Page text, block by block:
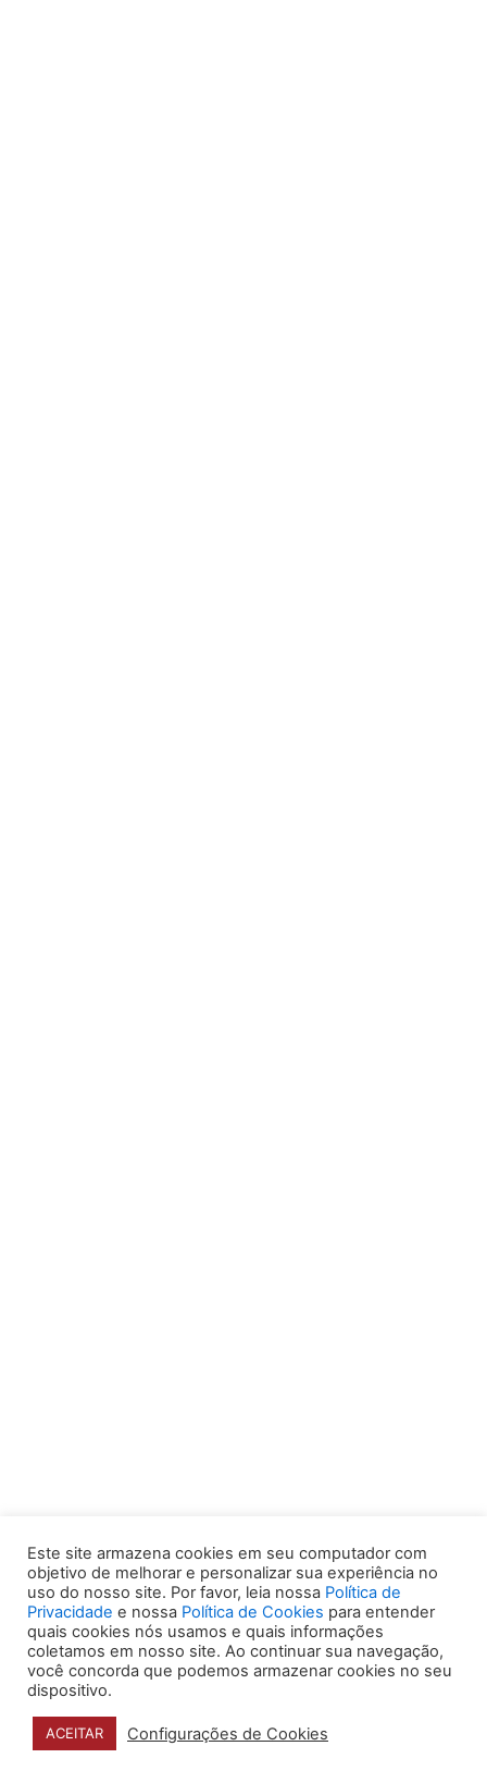
Este site armazena cookies em seu computador com
objetivo de melhorar e personalizar sua experiência no
uso do nosso site. Por favor, leia nossa Política de
Privacidade e nossa Política de Cookies para entender
quais cookies nós usamos e quais informações
coletamos em nosso site. Ao continuar sua navegação,
você concorda que podemos armazenar cookies no seu
dispositivo.
ACEITAR Configurações de Cookies